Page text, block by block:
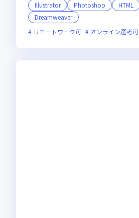
Illustrator
Photoshop HTML
Dreamweaver
リモートワーク可
オンライン選考可